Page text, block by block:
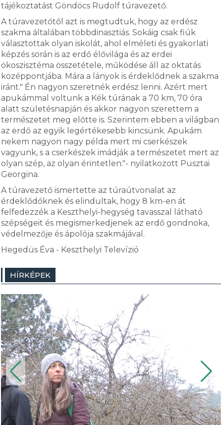
tájékoztatást Göndöcs Rudolf túravezető.
A túravezetőtől azt is megtudtuk, hogy az erdész
szakma általában többdinasztiás. Sokáig csak fiúk
választottak olyan iskolát, ahol elméleti és gyakorlati
képzés során is az erdő élővilága és az erdei
ökoszisztéma összetétele, működése áll az oktatás
középpontjába. Mára a lányok is érdeklődnek a szakma
iránt." Én nagyon szeretnék erdész lenni. Azért mert
apukámmal voltunk a Kék túrának a 70 km, 70 óra
alatt születésnapján és akkor nagyon szerettem a
természetet meg előtte is. Szerintem ebben a világban
az erdő az egyik legértékesebb kincsünk. Apukám
nekem nagyon nagy példa mert mi cserkészek
vagyunk, s a cserkészek imádják a természetet mert az
olyan szép, az olyan érintetlen."- nyilatkozott Pusztai
Georgina.
A túravezető ismertette az túraútvonalat az
érdeklődőknek és elindultak, hogy 8 km-en át
felfedezzék a Keszthelyi-hegység tavasszal látható
szépségeit és megismerkedjenek az erdő gondnoka,
védelmezője és ápolója szakmájával.
Hegedüs Éva - Keszthelyi Televízió
HÍRKÉPEK